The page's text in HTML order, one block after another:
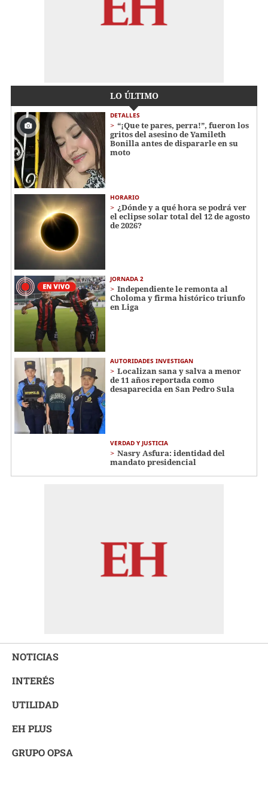
LO ÚLTIMO
DETALLES
“¡Que te pares, perra!”, fueron los
gritos del asesino de Yamileth
Bonilla antes de dispararle en su
moto
HORARIO
¿Dónde y a qué hora se podrá ver
el eclipse solar total del 12 de agosto
de 2026?
JORNADA 2
Independiente le remonta al
Choloma y firma histórico triunfo
en Liga
AUTORIDADES INVESTIGAN
Localizan sana y salva a menor
de 11 años reportada como
desaparecida en San Pedro Sula
VERDAD Y JUSTICIA
Nasry Asfura: identidad del
mandato presidencial
NOTICIAS
INTERÉS
UTILIDAD
EH PLUS
GRUPO OPSA